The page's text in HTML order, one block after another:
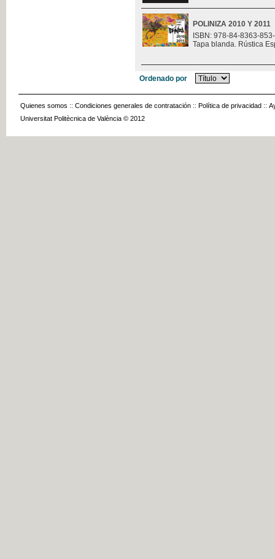
POLINIZA 2010 Y 2011
ISBN: 978-84-8363-
Tapa blanda. Rústica
Ordenado por
Quienes somos :: Condiciones generales de contratación :: Política de privacidad ::
Universitat Politècnica de València © 2012